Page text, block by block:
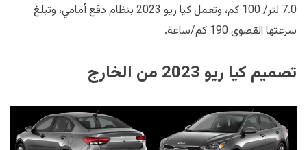
7.0 لتر/ 100 كم، وتعمل كيا ريو 2023 بنظام دفع أمامي، وتبلغ
سرعتها القصوى 190 كم/ساعة.
تصميم كيا ريو 2023 من الخارج